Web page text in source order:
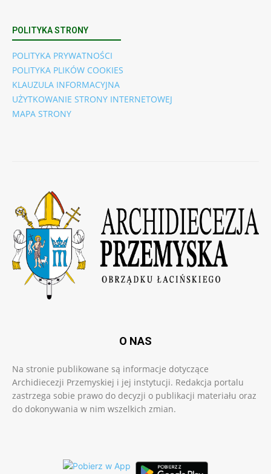
POLITYKA STRONY
POLITYKA PRYWATNOŚCI
POLITYKA PLIKÓW COOKIES
KLAUZULA INFORMACYJNA
UŻYTKOWANIE STRONY INTERNETOWEJ
MAPA STRONY
O NAS
Na stronie publikowane są informacje dotyczące
Archidiecezji Przemyskiej i jej instytucji. Redakcja portalu
zastrzega sobie prawo do decyzji o publikacji materiału oraz
do dokonywania w nim wszelkich zmian.